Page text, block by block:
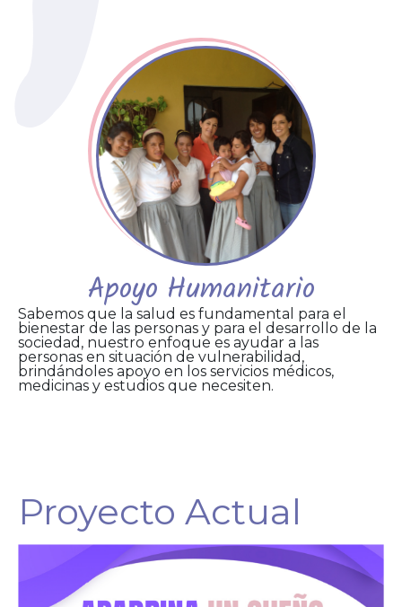
Apoyo Humanitario
Sabemos que la salud es fundamental para el
bienestar de las personas y para el desarrollo de la
sociedad, nuestro enfoque es ayudar a las
personas en situación de vulnerabilidad,
brindándoles apoyo en los servicios médicos,
medicinas y estudios que necesiten.
Proyecto Actual